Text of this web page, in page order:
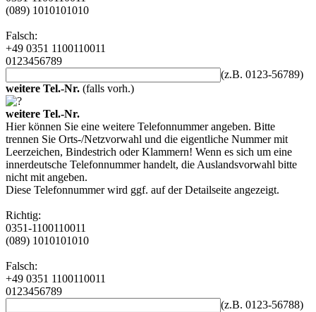
(089) 1010101010
Falsch:
+49 0351 1100110011
0123456789
(z.B. 0123-56789)
weitere Tel.-Nr. (falls vorh.)
weitere Tel.-Nr.
Hier können Sie eine weitere Telefonnummer angeben. Bitte
trennen Sie Orts-/Netzvorwahl und die eigentliche Nummer mit
Leerzeichen, Bindestrich oder Klammern! Wenn es sich um eine
innerdeutsche Telefonnummer handelt, die Auslandsvorwahl bitte
nicht mit angeben.
Diese Telefonnummer wird ggf. auf der Detailseite angezeigt.
Richtig:
0351-1100110011
(089) 1010101010
Falsch:
+49 0351 1100110011
0123456789
(z.B. 0123-56788)